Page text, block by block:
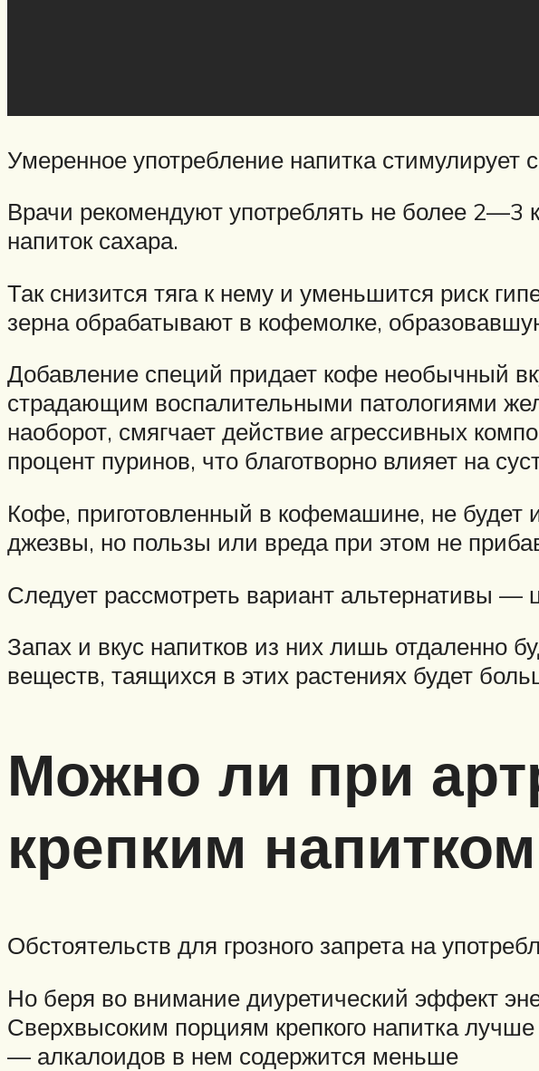
Умеренное употребление напитка стимулирует
Врачи рекомендуют употреблять не более 2—3
напиток сахара.
Так снизится тяга к нему и уменьшится риск
зерна обрабатывают в кофемолке,
Добавление специй придает кофе необычный
страдающим воспалительными патологиями
наоборот, смягчает действие агрессивных
процент пуринов, что благотворно влияет на
Кофе, приготовленный в кофемашине, не будет
джезвы, но пользы или вреда при этом не
Следует рассмотреть вариант альтернативы
Запах и вкус напитков из них лишь отдаленно
веществ, таящихся в этих растениях будет
Можно ли при
крепким
Обстоятельств для грозного запрета на
Но беря во внимание диуретический эффект
Сверхвысоким порциям крепкого напитка
— алкалоидов в нем содержится меньше